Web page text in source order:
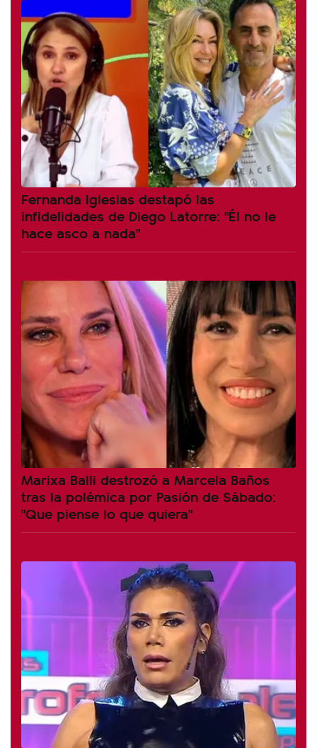
Fernanda Iglesias destapó las
infidelidades de Diego Latorre: "Él no le
hace asco a nada"
Marixa Balli destrozó a Marcela Baños
tras la polémica por Pasión de Sábado:
"Que piense lo que quiera"